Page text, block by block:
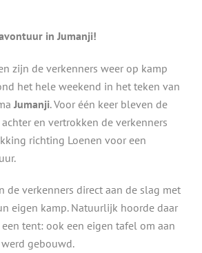
in Jumanji!
zijn de verkenners weer op kamp
het hele weekend in het teken van
Jumanji. Voor één keer bleven de
en vertrokken de verkenners
richting Loenen voor een
de verkenners direct aan de slag met
eigen kamp. Natuurlijk hoorde daar
tent: ook een eigen tafel om aan
gebouwd.